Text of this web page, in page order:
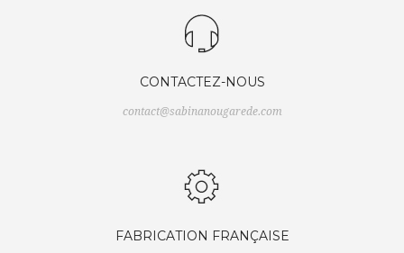
CONTACTEZ-NOUS
contact@sabinanougarede.com
FABRICATION FRANÇAISE